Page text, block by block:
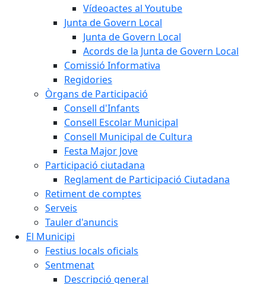
Vídeoactes al Youtube
Junta de Govern Local
Junta de Govern Local
Acords de la Junta de Govern Local
Comissió Informativa
Regidories
Òrgans de Participació
Consell d'Infants
Consell Escolar Municipal
Consell Municipal de Cultura
Festa Major Jove
Participació ciutadana
Reglament de Participació Ciutadana
Retiment de comptes
Serveis
Tauler d'anuncis
El Municipi
Festius locals oficials
Sentmenat
Descripció general